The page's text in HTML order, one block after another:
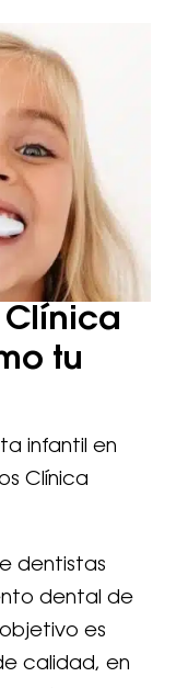
Clínica
tu
infantil en
Clínica
dentistas
dental de
es
calidad, en